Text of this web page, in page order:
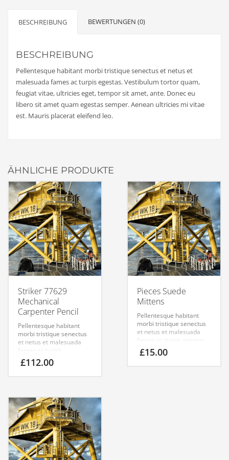
BESCHREIBUNG BEWERTUNGEN (0)
BESCHREIBUNG
Pellentesque habitant morbi tristique senectus et netus et
malesuada fames ac turpis egestas. Vestibulum tortor quam,
feugiat vitae, ultricies eget, tempor sit amet, ante. Donec eu
libero sit amet quam egestas semper. Aenean ultricies mi vitae
est. Mauris placerat eleifend leo.
ÄHNLICHE PRODUKTE
Striker 77629
Mechanical
Carpenter Pencil
Pellentesque habitant
morbi tristique senectus
et netus et malesuada
fames ac turpis.
£112.00
Pieces Suede
Mittens
Pellentesque habitant
morbi tristique senectus
et netus et malesuada
fames ac turpis egestas.
Vestibulum tortor quam,
feugiat vitae, ultricies
£15.00